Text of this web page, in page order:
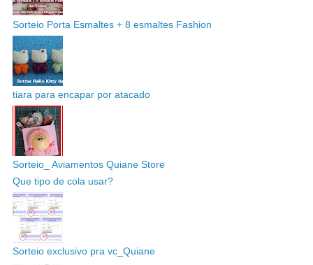
Sorteio Porta Esmaltes + 8 esmaltes Fashion
tiara para encapar por atacado
Sorteio_ Aviamentos Quiane Store
Que tipo de cola usar?
Sorteio exclusivo pra vc_Quiane